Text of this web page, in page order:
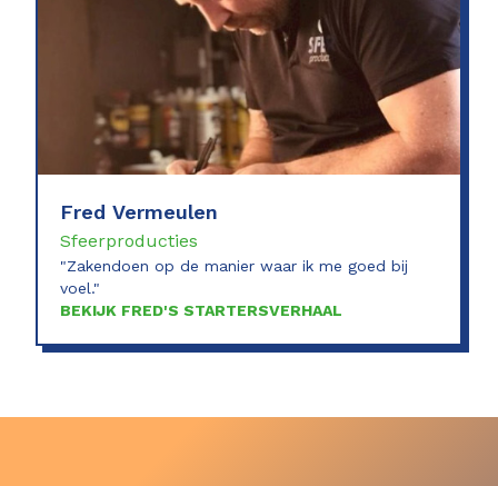
Fred Vermeulen
Sfeerproducties
"Zakendoen op de manier waar ik me goed bij
voel."
BEKIJK FRED'S STARTERSVERHAAL